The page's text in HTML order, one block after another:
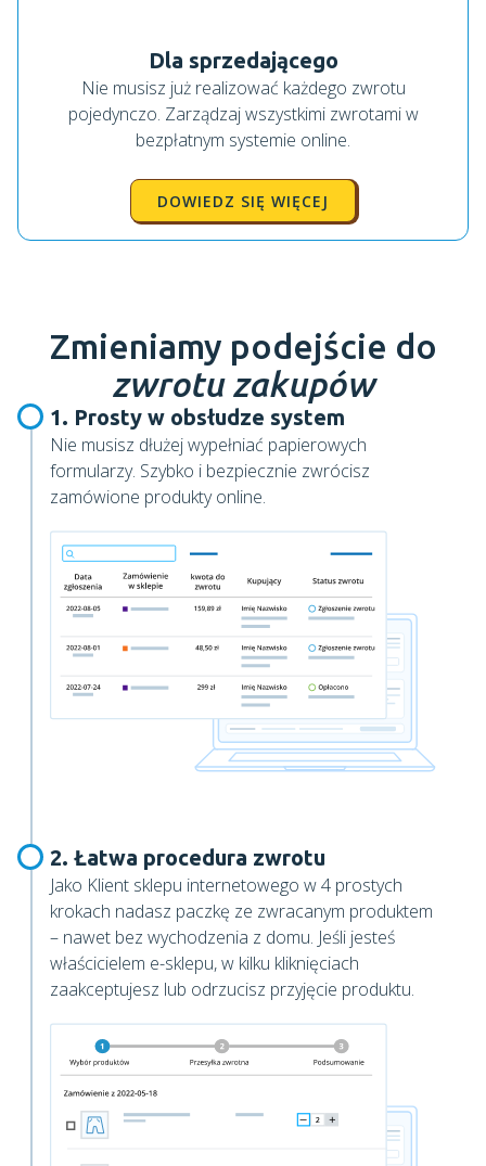
Dla sprzedającego
Nie musisz już realizować każdego zwrotu
pojedynczo. Zarządzaj wszystkimi zwrotami w
bezpłatnym systemie online.
DOWIEDZ SIĘ WIĘCEJ
Zmieniamy podejście do
zwrotu zakupów
1. Prosty w obsłudze system
Nie musisz dłużej wypełniać papierowych
formularzy. Szybko i bezpiecznie zwrócisz
zamówione produkty online.
2. Łatwa procedura zwrotu
Jako Klient sklepu internetowego w 4 prostych
krokach nadasz paczkę ze zwracanym produktem
– nawet bez wychodzenia z domu. Jeśli jesteś
właścicielem e-sklepu, w kilku kliknięciach
zaakceptujesz lub odrzucisz przyjęcie produktu.